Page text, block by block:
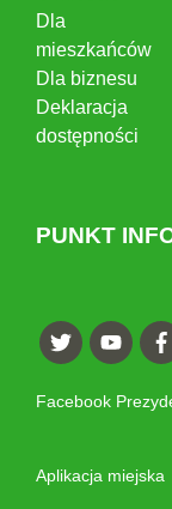
Dla
mieszkańców
Dla biznesu
Deklaracja
dostępności
PUNKT
Facebook
Aplikacja miejska